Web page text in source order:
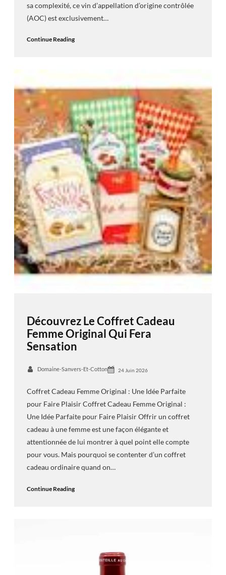
sa complexité, ce vin d’appellation d’origine contrôlée
(AOC) est exclusivement…
Continue Reading
Découvrez Le Coffret Cadeau
Femme Original Qui Fera
Sensation
Domaine-Sanvers-Et-Cotton 24 Juin 2026
Coffret Cadeau Femme Original : Une Idée Parfaite
pour Faire Plaisir Coffret Cadeau Femme Original :
Une Idée Parfaite pour Faire Plaisir Offrir un coffret
cadeau à une femme est une façon élégante et
attentionnée de lui montrer à quel point elle compte
pour vous. Mais pourquoi se contenter d’un coffret
cadeau ordinaire quand on…
Continue Reading